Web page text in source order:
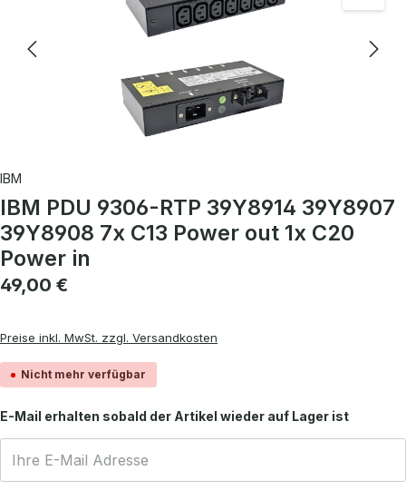
IBM
IBM PDU 9306-RTP 39Y8914 39Y8907
39Y8908 7x C13 Power out 1x C20
Power in
Regulärer Preis:
49,00 €
Preise inkl. MwSt. zzgl. Versandkosten
Nicht mehr verfügbar
E-Mail erhalten sobald der Artikel wieder auf Lager ist